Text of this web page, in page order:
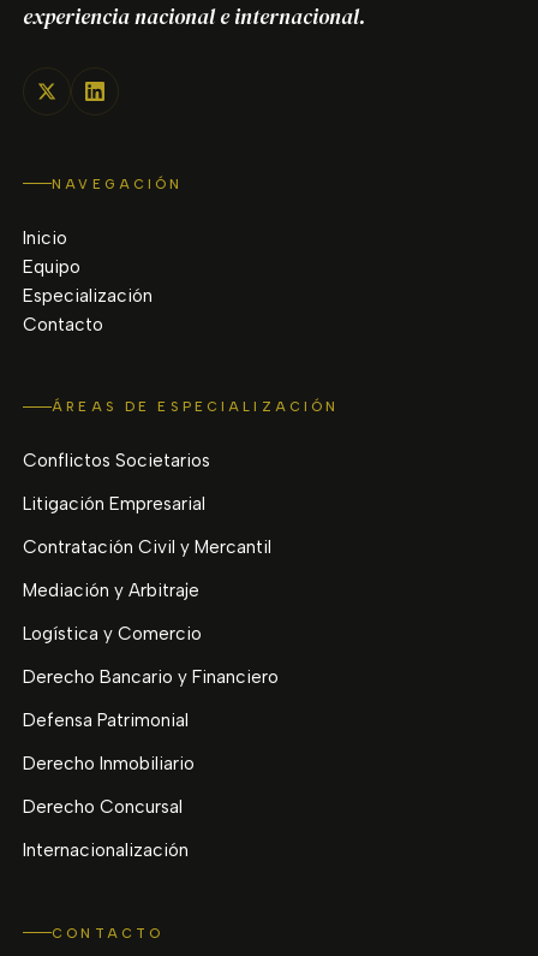
experiencia nacional e internacional.
NAVEGACIÓN
Inicio
Equipo
Especialización
Contacto
ÁREAS DE ESPECIALIZACIÓN
Conflictos Societarios
Litigación Empresarial
Contratación Civil y Mercantil
Mediación y Arbitraje
Logística y Comercio
Derecho Bancario y Financiero
Defensa Patrimonial
Derecho Inmobiliario
Derecho Concursal
Internacionalización
CONTACTO